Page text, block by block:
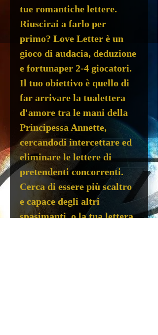
tue romantiche lettere.
Riuscirai a farlo per
primo? Love Letter è un
gioco di audacia, deduzione
e fortunaper 2-4 giocatori.
Il tuo obiettivo è quello di
far arrivare la tualettera
d'amore tra le mani della
Principessa Annette,
cercandodi intercettare ed
eliminare le lettere di
pretendenti concorrenti.
Cerca di essere più scaltro
e capace degli altri
spasimanti, o la tua lettera